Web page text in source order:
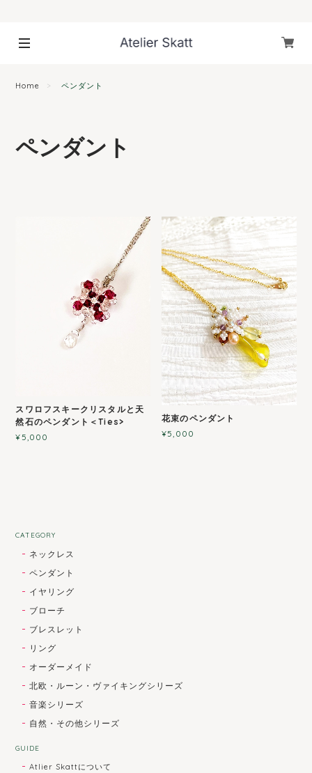
Home ペンダント
ペンダント
スワロフスキークリスタルと天
然石のペンダント＜Ties>
¥5,000
花束のペンダント
¥5,000
CATEGORY
ネックレス
ペンダント
イヤリング
ブローチ
ブレスレット
リング
オーダーメイド
北欧・ルーン・ヴァイキングシリーズ
音楽シリーズ
自然・その他シリーズ
GUIDE
Atlier Skattについて